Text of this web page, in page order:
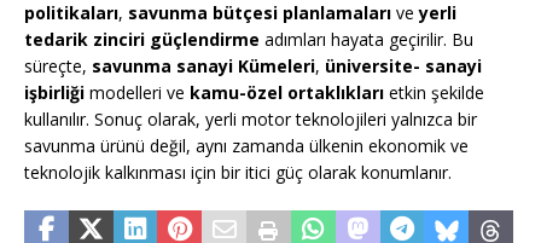
politikaları, savunma bütçesi planlamaları veyerli
tedarik zinciri güçlendirme adımları hayata geçirilir. Bu
süreçte, savunma sanayi Kümeleri, üniversite- sanayi
işbirliği modelleri ve kamu-özel ortaklıkları etkin şekilde
kullanılır. Sonuç olarak, yerli motor teknolojileri yalnızca bir
savunma ürünü değil, aynı zamanda ülkenin ekonomik ve
teknolojik kalkınması için bir itici güç olarak konumlanır.